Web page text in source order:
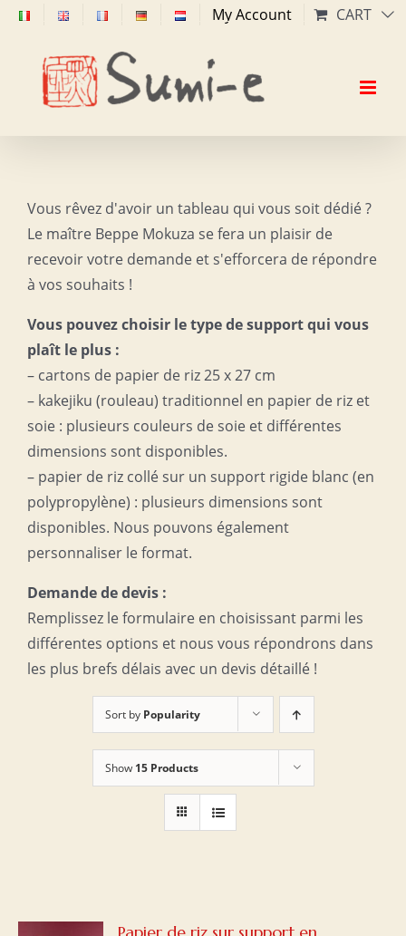
Skip
content
My Account CART
Vous rêvez d'avoir un tableau qui vous soit dédié ?
Le maître Beppe Mokuza se fera un plaisir de
recevoir votre demande et s'efforcera de répondre
à vos souhaits !
Vous pouvez choisir le type de support qui vous
plaît le plus :
– cartons de papier de riz 25 x 27 cm
– kakejiku (rouleau) traditionnel en papier de riz et
soie : plusieurs couleurs de soie et différentes
dimensions sont disponibles.
– papier de riz collé sur un support rigide blanc (en
polypropylène) : plusieurs dimensions sont
disponibles. Nous pouvons également
personnaliser le format.
Demande de devis :
Remplissez le formulaire en choisissant parmi les
différentes options et nous vous répondrons dans
les plus brefs délais avec un devis détaillé !
Sort by Popularity
Show 15 Products